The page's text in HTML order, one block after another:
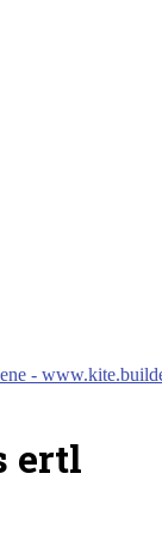
-
ertl